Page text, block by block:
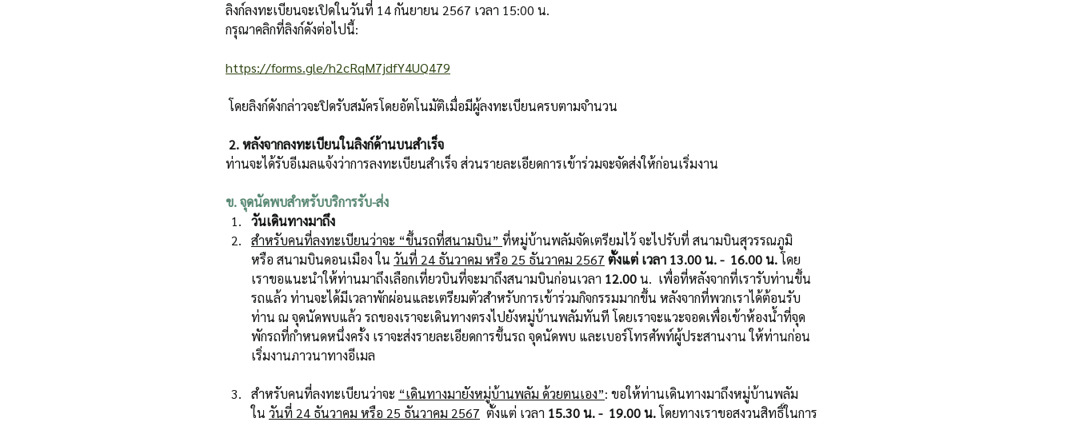
ลิงก์ลงทะเบียนจะเปิดในวันที่ 14 กันยายน 2567 เวลา 15:00 น.
กรุณาคลิกที่ลิงก์ดังต่อไปนี้:
https://forms.gle/h2cRqM7jdfY4UQ479
โดยลิงก์ดังกล่าวจะปิดรับสมัครโดยอัตโนมัติเมื่อมีผู้ลงทะเบียนครบตามจำนวน
2. หลังจากลงทะเบียนในลิงก์ด้านบนสำเร็จ
ท่านจะได้รับอีเมลแจ้งว่าการลงทะเบียนสำเร็จ ส่วนรายละเอียดการเข้าร่วมจะจัดส่งให้ก่อนเริ่มงาน
ข. จุดนัดพบสำหรับบริการรับ-ส่ง
วันเดินทางมาถึง
สำหรับคนที่ลงทะเบียนว่าจะ “ขึ้นรถที่สนามบิน” ที่หมู่บ้านพลัมจัดเตรียมไว้ จะไปรับที่ สนามบินสุวรรณภูมิ
หรือ สนามบินดอนเมือง ใน วันที่ 24 ธันวาคม หรือ 25 ธันวาคม 2567 ตั้งแต่ เวลา 13.00 น. -  16.00 น. โดย
เราขอแนะนำให้ท่านมาถึงเลือกเที่ยวบินที่จะมาถึงสนามบินก่อนเวลา 12.00 น.  เพื่อที่หลังจากที่เรารับท่านขึ้น
รถแล้ว ท่านจะได้มีเวลาพักผ่อนและเตรียมตัวสำหรับการเข้าร่วมกิจกรรมมากขึ้น หลังจากที่พวกเราได้ต้อนรับ
ท่าน ณ จุดนัดพบแล้ว รถของเราจะเดินทางตรงไปยังหมู่บ้านพลัมทันที โดยเราจะแวะจอดเพื่อเข้าห้องน้ำที่จุด
พักรถที่กำหนดหนึ่งครั้ง เราจะส่งรายละเอียดการขึ้นรถ จุดนัดพบ และเบอร์โทรศัพท์ผู้ประสานงาน ให้ท่านก่อน
เริ่มงานภาวนาทางอีเมล
สำหรับคนที่ลงทะเบียนว่าจะ “เดินทางมายังหมู่บ้านพลัม ด้วยตนเอง”: ขอให้ท่านเดินทางมาถึงหมู่บ้านพลัม
ใน วันที่ 24 ธันวาคม หรือ 25 ธันวาคม 2567 ตั้งแต่ เวลา 15.30 น. -  19.00 น. โดยทางเราขอสงวนสิทธิ์ในการ